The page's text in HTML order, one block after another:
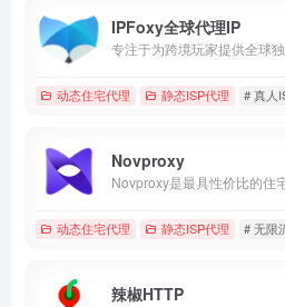
IPFoxy全球代理IP
专注于为跨境玩家提供全球
动态住宅代理 静态ISP代理 # 真人
Novproxy
动态住宅代理 静态ISP代理 # 无限
辣椒HTTP